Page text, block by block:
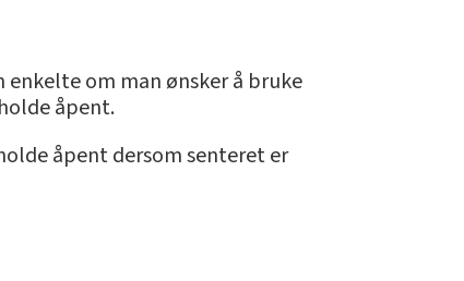
om man ønsker å bruke
åpent.
åpent dersom senteret er